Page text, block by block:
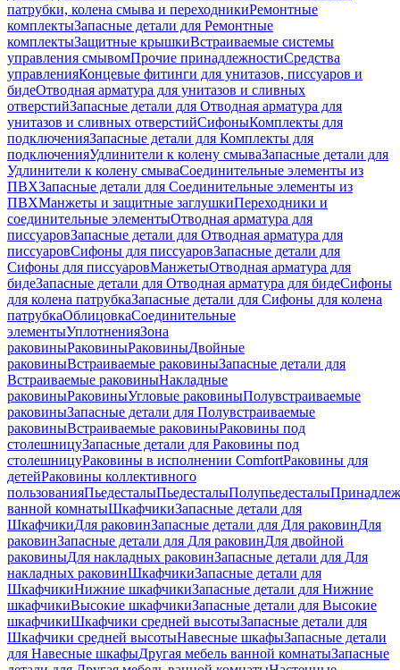
патрубки, колена смыва и переходникиРемонтные
комплектыЗапасные детали для Ремонтные
комплектыЗащитные крышкиВстраиваемые системы
управления смывомПрочие принадлежностиСредства
управленияКонцевые фитинги для унитазов, писсуаров и
бидеОтводная арматура для унитазов и сливных
отверстийЗапасные детали для Отводная арматура для
унитазов и сливных отверстийСифоныКомплекты для
подключенияЗапасные детали для Комплекты для
подключенияУдлинители к колену смываЗапасные детали для
Удлинители к колену смываСоединительные элементы из
ПВХЗапасные детали для Соединительные элементы из
ПВХМанжеты и защитные заглушкиПереходники и
соединительные элементыОтводная арматура для
писсуаровЗапасные детали для Отводная арматура для
писсуаровCифоны для писсуаровЗапасные детали для
Cифоны для писсуаровМанжетыОтводная арматура для
бидеЗапасные детали для Отводная арматура для бидеСифоны
для колена патрубкаЗапасные детали для Сифоны для колена
патрубкаОблицовкаСоединительные
элементыУплотненияЗона
раковиныРаковиныРаковиныДвойные
раковиныВстраиваемые раковиныЗапасные детали для
Встраиваемые раковиныНакладные
раковиныРаковиныУгловые раковиныПолувстраиваемые
раковиныЗапасные детали для Полувстраиваемые
раковиныВстраиваемые раковиныРаковины под
столешницуЗапасные детали для Раковины под
столешницуРаковины в исполнении ComfortPаковины для
детейРаковины коллективного
пользованияПьедесталыПьедесталыПолупьедесталы
ванной комнатыШкафчикиЗапасные детали для
ШкафчикиДля раковинЗапасные детали для Для раковинДля
раковинЗапасные детали для Для раковинДля двойной
раковиныДля накладных pаковинЗапасные детали для Для
накладных pаковинШкафчикиЗапасные детали для
ШкафчикиНижние шкафчикиЗапасные детали для Нижние
шкафчикиВысокие шкафчикиЗапасные детали для Высокие
шкафчикиШкафчики средней высотыЗапасные детали для
Шкафчики средней высотыНавесные шкафыЗапасные детали
для Навесные шкафыДругая мебель ванной комнатыЗапасные